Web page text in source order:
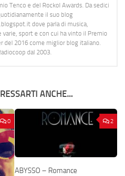
Tenco e del Rockol Awards. Da sedici
il suo blog
dove parla di musica,
varie, sport e con cui ha vinto il Premio
del 2016 come miglior blog italiano.
dal 2003.
ANCHE...
0 2
ABYSSO – Romance